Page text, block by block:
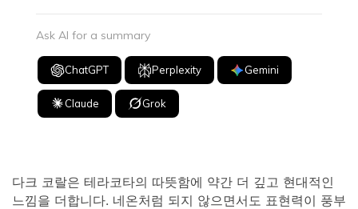
Ask AI for a summary
ChatGPT Perplexity Gemini
Claude Grok
다크 코랄은 테라코타의 따뜻함에 약간 더 깊고 현대적인
느낌을 더합니다. 네온처럼 되지 않으면서도 표현력이 풍부